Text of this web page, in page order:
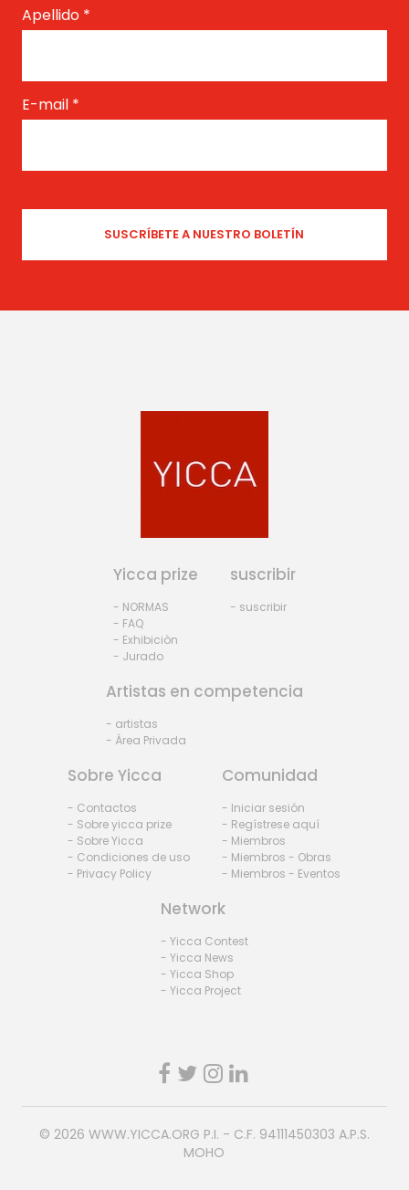
Apellido *
E-mail *
Yicca prize
- NORMAS
- FAQ
- Exhibiciòn
- Jurado
suscribir
- suscribir
Artistas en competencia
- artistas
- Área Privada
Sobre Yicca
- Contactos
- Sobre yicca prize
- Sobre Yicca
- Condiciones de uso
- Privacy Policy
Comunidad
- Iniciar sesión
- Regístrese aquí
- Miembros
- Miembros - Obras
- Miembros - Eventos
Network
- Yicca Contest
- Yicca News
- Yicca Shop
- Yicca Project
© 2026 WWW.YICCA.ORG P.I. - C.F. 94111450303 A.P.S.
MOHO